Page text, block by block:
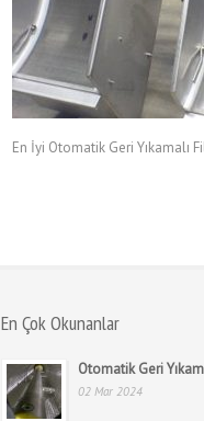
En İyi Otomatik Geri Yıkamalı
En Çok Okunanlar
Otomatik Geri
02 Mar 2024